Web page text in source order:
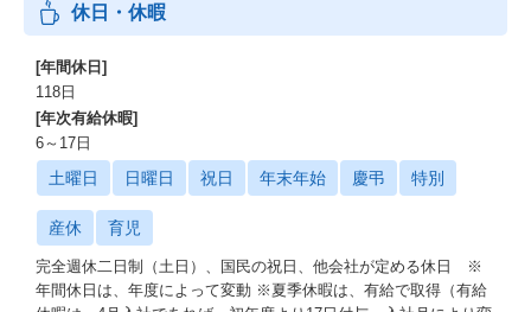
休日・休暇
[年間休日]
118日
[年次有給休暇]
6～17日
土曜日 日曜日 祝日 年末年始 慶弔 特別
産休 育児
完全週休二日制（土日）、国民の祝日、他会社が定める休日 ※
年間休日は、年度によって変動 ※夏季休暇は、有給で取得（有給